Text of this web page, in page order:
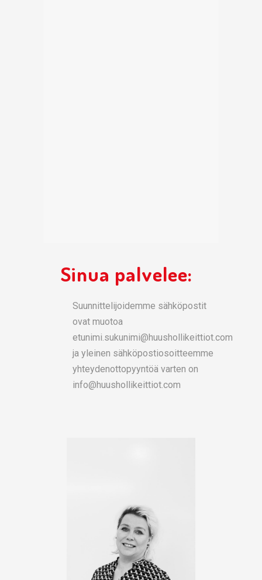
Sinua palvelee:
Suunnittelijoidemme sähköpostit
ovat muotoa
etunimi.sukunimi@huushollikeittiot.com
ja yleinen sähköpostiosoitteemme
yhteydenottopyyntöä varten on
info@huushollikeittiot.com